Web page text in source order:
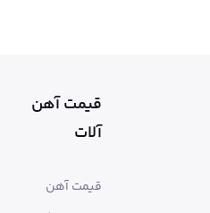
قیمت آهن
آلات
قیمت آهن